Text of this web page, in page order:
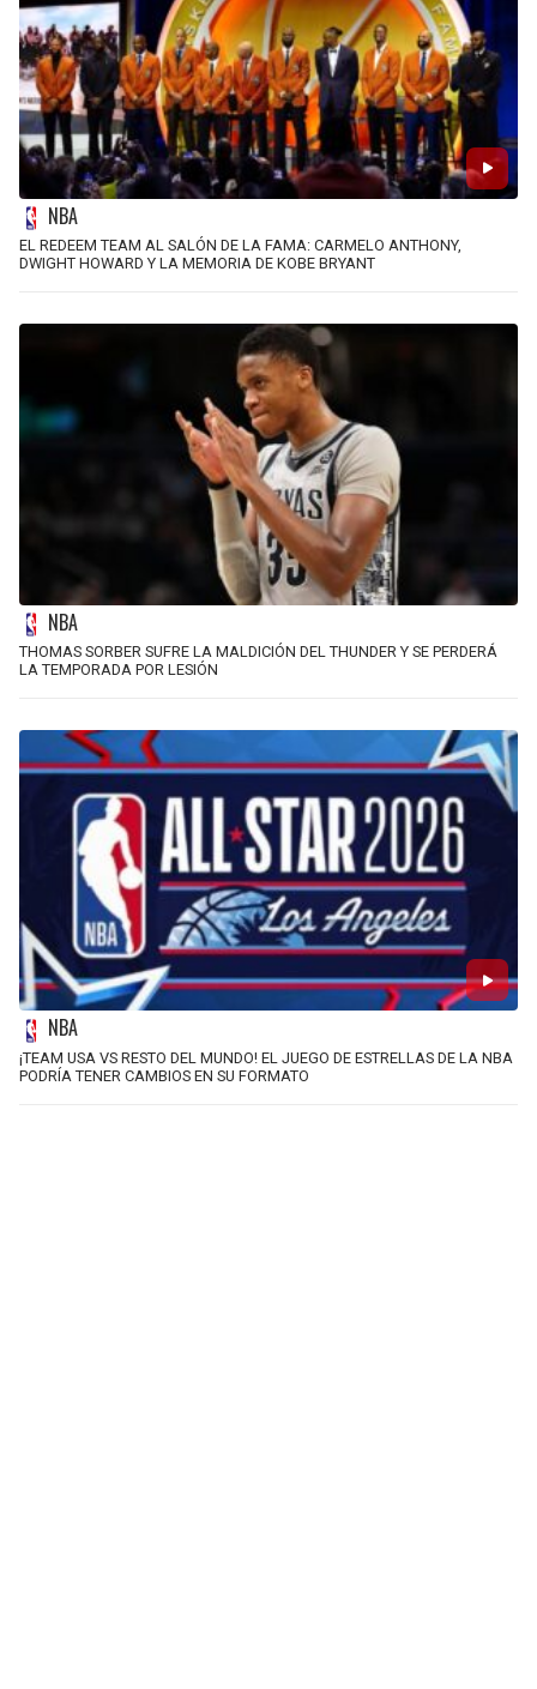
NBA
EL REDEEM TEAM AL SALÓN DE LA FAMA: CARMELO ANTHONY,
DWIGHT HOWARD Y LA MEMORIA DE KOBE BRYANT
NBA
THOMAS SORBER SUFRE LA MALDICIÓN DEL THUNDER Y SE PERDERÁ
LA TEMPORADA POR LESIÓN
NBA
¡TEAM USA VS RESTO DEL MUNDO! EL JUEGO DE ESTRELLAS DE LA NBA
PODRÍA TENER CAMBIOS EN SU FORMATO